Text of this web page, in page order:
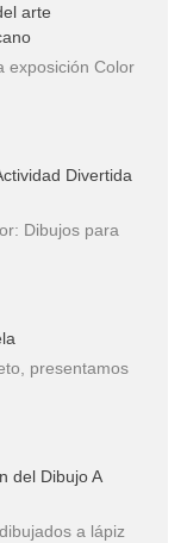
arte
exposición Color
Divertida
Dibujos para
presentamos
del Dibujo A
a lápiz